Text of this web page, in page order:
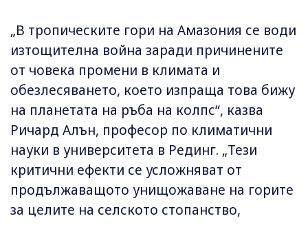
„В тропическите гори на Амазония се води
изтощителна война заради причинените
от човека промени в климата и
обезлесяването, което изпраща това бижу
на планетата на ръба на колпс“, казва
Ричард Алън, професор по климатични
науки в университета в Рединг. „Тези
критични ефекти се усложняват от
продължаващото унищожаване на горите
за целите на селското стопанство,